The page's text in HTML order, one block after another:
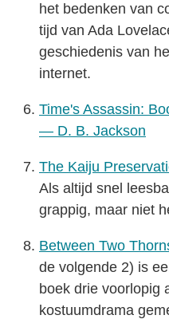
het bedenken van
tijd van Ada
geschiedenis van
internet.
Time's Assassin:
— D. B. Jackson
The Kaiju
Als altijd snel
grappig, maar niet
Between Two
de volgende 2) is
boek drie voorlopig
kostuumdrama